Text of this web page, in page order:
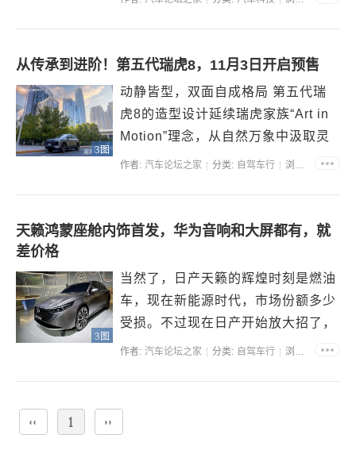
整体来看，新车外观采用了最新的家
从传承到进阶！第五代瑞虎8，11月3日开启预售
3图
动静皆型，双面自成格局 第五代瑞
虎8的造型设计延续瑞虎家族“Art in
Motion”理念，从自然万象中汲取灵
感，将运动视为创造与表达的核心。
足，晨曦山林环抱式座舱带来静谧意
作者: 汽车论坛之家 分类: 自驾车行 浏览:36583
天籁鸿蒙座舱内饰首发，华为音响和大屏都有，就
差价格
3图
当然了，日产天籁的辉煌时刻是燃油
车，现在新能源时代，市场份额多少
受损。不过现在日产开始放大招了，
燃油车也要真正的智能化，日产和华
升级为最新的家族语言，V-Motion黑
色格栅和大灯组...
作者: 汽车论坛之家 分类: 自驾车行 浏览:36259
‹‹ 1 ››